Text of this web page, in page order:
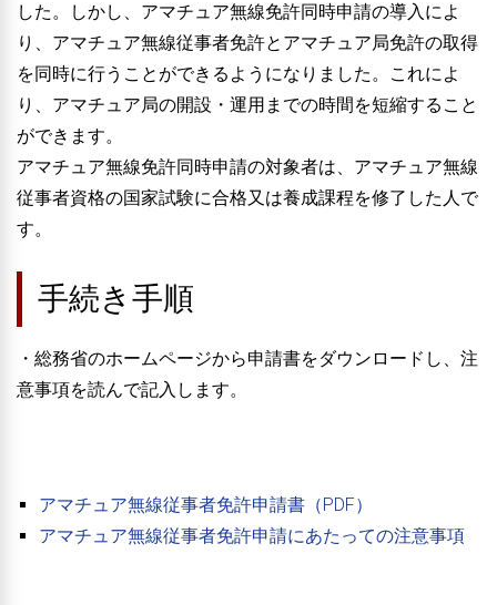
した。しかし、アマチュア無線免許同時申請の導入によ
り、アマチュア無線従事者免許とアマチュア局免許の取得
を同時に行うことができるようになりました。これによ
り、アマチュア局の開設・運用までの時間を短縮すること
ができます。
アマチュア無線免許同時申請の対象者は、アマチュア無線
従事者資格の国家試験に合格又は養成課程を修了した人で
す。
手続き手順
・総務省のホームページから申請書をダウンロードし、注
意事項を読んで記入します。
アマチュア無線従事者免許申請書（PDF）
アマチュア無線従事者免許申請にあたっての注意事項